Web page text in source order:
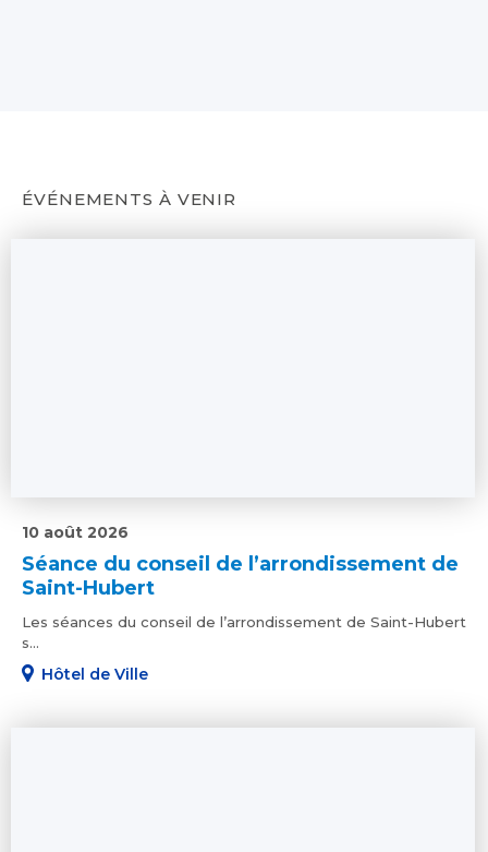
ÉVÉNEMENTS À VENIR
Séance du conseil de l’arrondissement de
Saint-Hubert
10 août 2026
Les séances du conseil de l’arrondissement de Saint-Hubert
s...
Hôtel de Ville